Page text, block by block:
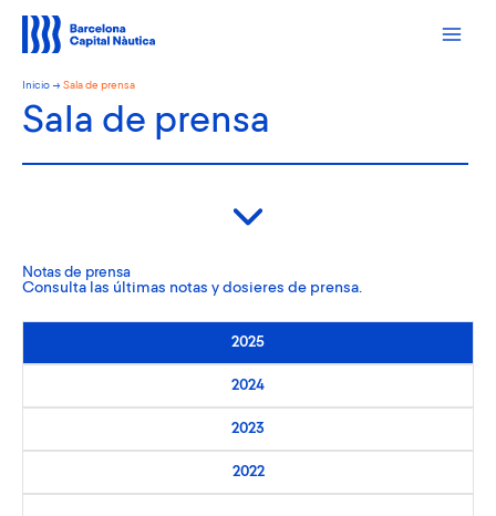
contenido
Inicio Sala de prensa
Sala de prensa
Notas de prensa
Consulta las últimas notas y dosieres de prensa.
2025
2024
2023
2022